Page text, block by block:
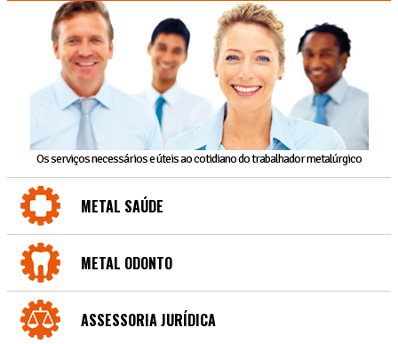
Os serviços necessários e úteis ao cotidiano do trabalhador metalúrgico
METAL SAÚDE
METAL ODONTO
ASSESSORIA JURÍDICA